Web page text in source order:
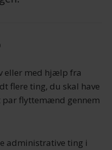
eller med hjælp fra
flere ting, du skal have
par flyttemænd gennem
administrative ting i